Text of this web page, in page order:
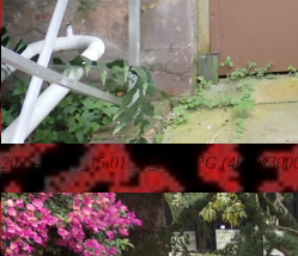
2025-10-10_15.01.50_240.JPG